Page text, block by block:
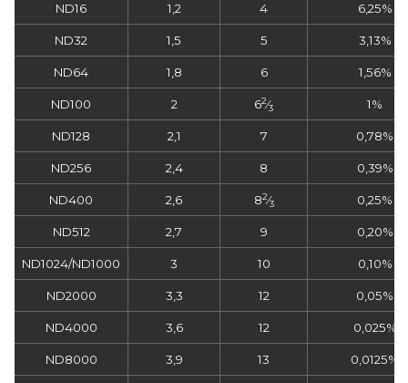
ND16 1,2 4 6,25%
ND32 1,5 5 3,13%
ND64 1,8 6 1,56%
ND100 2 62⁄3 1%
ND128 2,1 7 0,78%
ND256 2,4 8 0,39%
ND400 2,6 82⁄3 0,25%
ND512 2,7 9 0,20%
ND1024/ND1000 3 10 0,10%
ND2000 3,3 12 0,05%
ND4000 3,6 12 0,025%
ND8000 3,9 13 0,0125%